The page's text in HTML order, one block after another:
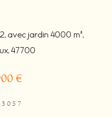
avec jardin 4000 m²,
47700
€